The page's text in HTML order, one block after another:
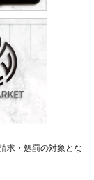
求・処罰の対象とな